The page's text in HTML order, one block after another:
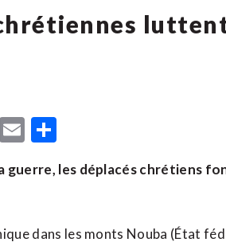
LinkedIn
Email
guerre, les déplacés chrétiens
dans les monts Nouba (État